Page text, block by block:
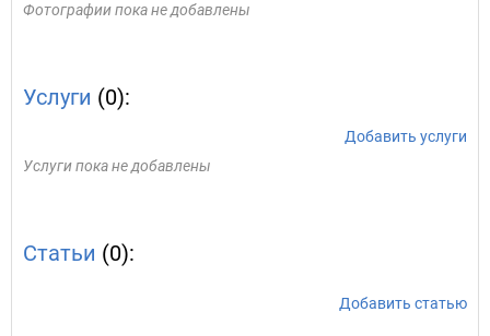
Фотографии пока не добавлены
Услуги (0):
Добавить услуги
Услуги пока не добавлены
Статьи (0):
Добавить статью